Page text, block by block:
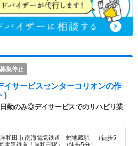
募集停止
イサービスセンターコリオンの作
)
日勤のみ◎デイサービスでのリハビリ業
和田市 南海電気鉄道「蛸地蔵駅」（徒歩5
電気鉄道「岸和田駅」（徒歩5分）